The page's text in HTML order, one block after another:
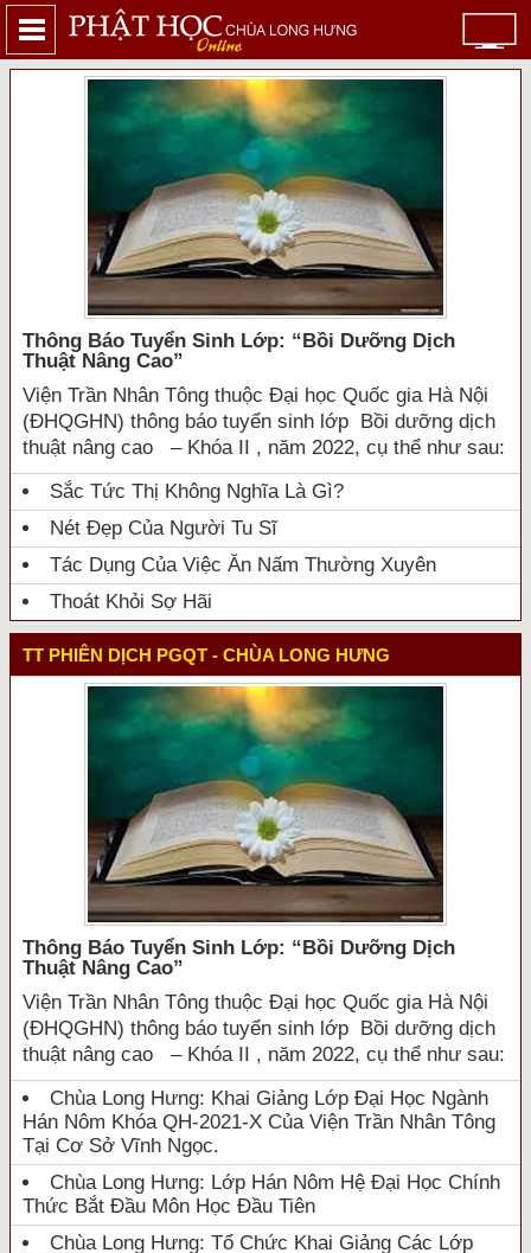
Thông Báo Tuyển Sinh Lớp: “bồi Dưỡng Dịch
Thuật Nâng Cao”
Viện Trần Nhân Tông thuộc Đại học Quốc gia Hà Nội
(ĐHQGHN) thông báo tuyển sinh lớp Bồi dưỡng dịch
thuật nâng cao – Khóa II , năm 2022, cụ thể như sau:
Sắc Tức Thị Không Nghĩa Là Gì?
Nét Đẹp Của Người Tu Sĩ
Tác Dụng Của Việc Ăn Nấm Thường Xuyên
Thoát Khỏi Sợ Hãi
TT PHIÊN DỊCH PGQT - CHÙA LONG HƯNG
Thông Báo Tuyển Sinh Lớp: “bồi Dưỡng Dịch
Thuật Nâng Cao”
Viện Trần Nhân Tông thuộc Đại học Quốc gia Hà Nội
(ĐHQGHN) thông báo tuyển sinh lớp Bồi dưỡng dịch
thuật nâng cao – Khóa II , năm 2022, cụ thể như sau:
Chùa Long Hưng: Khai Giảng Lớp Đại Học Ngành
Hán Nôm Khóa QH-2021-X Của Viện Trần Nhân Tông
Tại Cơ Sở Vĩnh Ngọc.
Chùa Long Hưng: Lớp Hán Nôm Hệ Đại Học Chính
Thức Bắt Đầu Môn Học Đầu Tiên
Chùa Long Hưng: Tổ Chức Khai Giảng Các Lớp